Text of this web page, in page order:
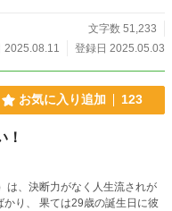
文字数 51,233
2025.08.11
登録日 2025.05.03
お気に入り追加 123
！
は、決断力がなく人生流されが
生日に彼